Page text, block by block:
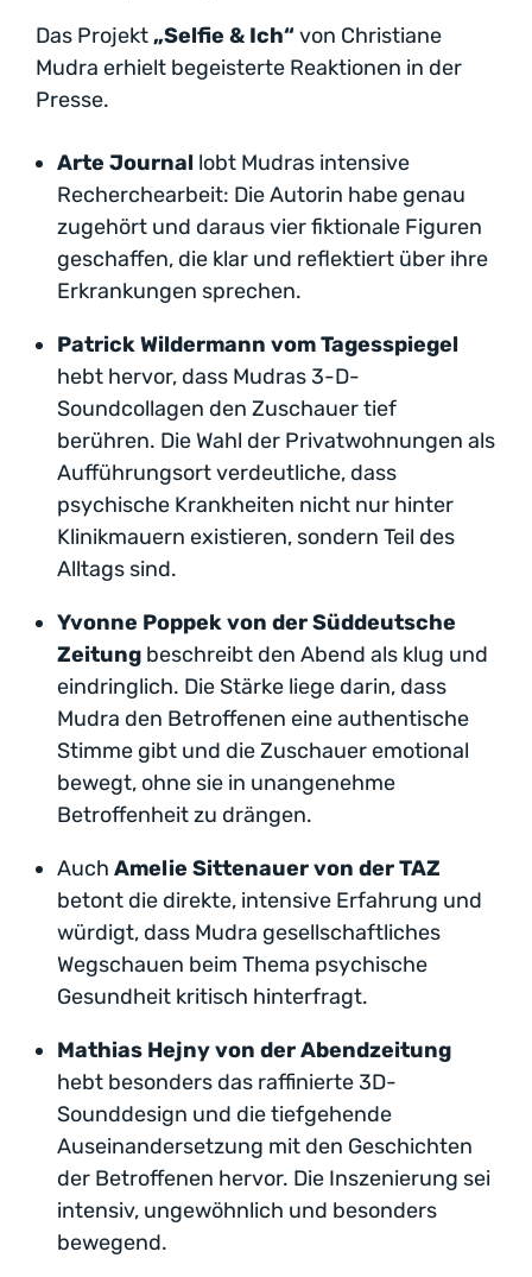
Das Projekt„Selfie & Ich“ von Christiane
Mudra erhielt begeisterte Reaktionen in der
Presse.
Arte Journal lobt Mudras intensive
Recherchearbeit: Die Autorin habe genau
zugehört und daraus vier fiktionale Figuren
geschaffen, die klar und reflektiert über ihre
Erkrankungen sprechen.
Patrick Wildermann vom Tagesspiegel
hebt hervor, dass Mudras 3-D-
Soundcollagen den Zuschauer tief
berühren. Die Wahl der Privatwohnungen als
Aufführungsort verdeutliche, dass
psychische Krankheiten nicht nur hinter
Klinikmauern existieren, sondern Teil des
Alltags sind.
Yvonne Poppek von der Süddeutsche
Zeitung beschreibt den Abend als klug und
eindringlich. Die Stärke liege darin, dass
Mudra den Betroffenen eine authentische
Stimme gibt und die Zuschauer emotional
bewegt, ohne sie in unangenehme
Betroffenheit zu drängen.
Auch Amelie Sittenauer von der TAZ
betont die direkte, intensive Erfahrung und
würdigt, dass Mudra gesellschaftliches
Wegschauen beim Thema psychische
Gesundheit kritisch hinterfragt.
Mathias Hejny von der Abendzeitung
hebt besonders das raffinierte 3D-
Sounddesign und die tiefgehende
Auseinandersetzung mit den Geschichten
der Betroffenen hervor. Die Inszenierung sei
intensiv, ungewöhnlich und besonders
bewegend.